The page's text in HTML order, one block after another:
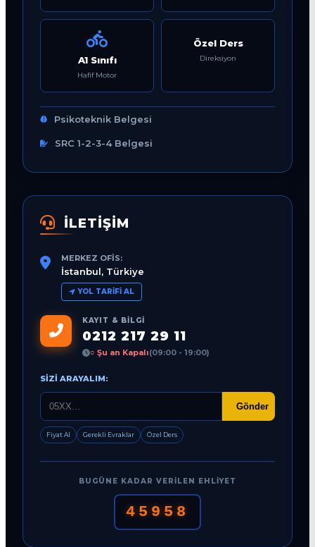
A1 Sınıfı
Hafif Motor
Özel Ders
Direksiyon
Psikoteknik Belgesi
SRC 1-2-3-4 Belgesi
İLETİŞİM
MERKEZ OFIS:
İstanbul, Türkiye
YOL TARIFI AL
KAYIT & BILGI
0212 217 29 11
○ Şu an Kapalı(09:00 - 19:00)
SIZI ARAYALIM:
Gönder
Fiyat Al Gerekli Evraklar Özel Ders
BUGÜNE KADAR VERILEN EHLIYET
45958